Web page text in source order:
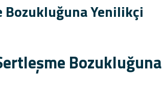
Bozukluğuna Yenilikçi
Bozukluğuna